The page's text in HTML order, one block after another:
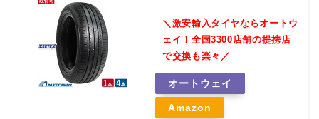
＼激安輸入タイヤならオートウ
ェイ！全国3300店舗の提携店
で交換も楽々／
オートウェイ
Amazon